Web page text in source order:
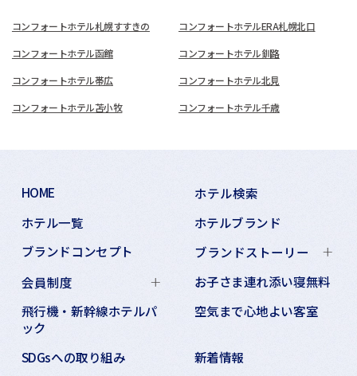
コンフォートホテル札幌すすきの コンフォートホテルERA札幌北口
コンフォートホテル函館 コンフォートホテル釧路
コンフォートホテル帯広 コンフォートホテル北見
コンフォートホテル苫小牧 コンフォートホテル千歳
HOME
ホテル検索
ホテル一覧
ホテルブランド
ブランドコンセプト
ブランドストーリー
会員制度
お子さま連れ添い寝無料
飛行機・新幹線ホテルパ
ック
空気まで心地よい客室
SDGsへの取り組み
新着情報